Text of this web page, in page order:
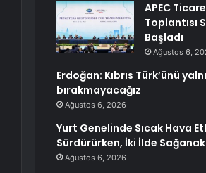
APEC
Toplantısı
Başladı
Ağustos 6,
Erdoğan: Kıbrıs Türk’ünü
bırakmayacağız
Ağustos 6, 2026
Yurt Genelinde Sıcak Hava
Sürdürürken, İki İlde
Ağustos 6, 2026